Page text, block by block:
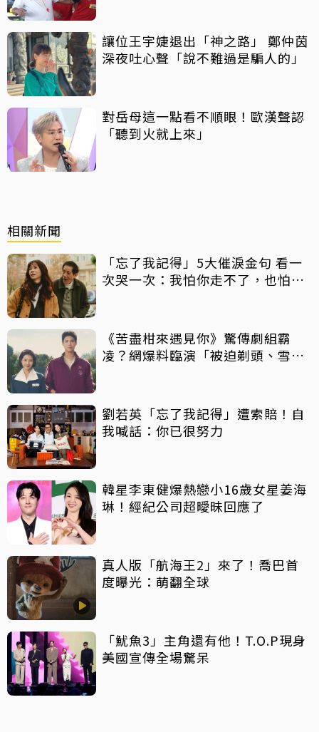
讓位王宇婕退出「神之路」 鄭仲茵
深夜吐心聲「說不難過是騙人的」
對岳母這一點看不順眼！歐漢聲認
「聽到火就上來」
相關新聞
「忘了我記得」5大催淚金句 看一
次哭一次：我怕你走不了，也怕你
《苦盡柑來遇見你》驚傳劇組霸
凌？網爆料臨演「被迫剃頭、雪中
劉若英「忘了我記得」遭索賠！自
我喊話：你已很努力
韓星李東健爆熱戀小16歲女星姜海
琳！經紀公司超曖昧回應了
真人版「航海王2」來了！喬巴首
度曝光：萌翻全球
「魷魚3」主角還有他！T.O.P現身
美國宣傳全場驚呆